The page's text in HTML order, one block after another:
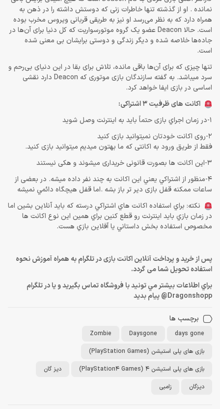
نمانده . او از گذشته تنها خاطرات زنی که دوستش داشته را در ذهن به
همراه دارد که به نظر می‌رسد او نیز به طریقی قربانی ویروس مخرب بوده
است. حالا Deacon عضو یک گروه موتورسواریت که کل دنیا برای آن‌ها در
جاده‌ها خلاصه شده و دیگر زندگی و دوستی برایشان بی معنی شده
است.
تنها چیزی که برای آن‌ها باقی مانده، تلاش برای بقا در این دنیای بی‌رحم و
سرد میباشد. به گفته سازندگان بازی موتوری که Deacon دارد نقشی
اساسی در بازی ایفا خواهد کرد.
اکانت های ظرفیت 3 اشتراکی:
1-در زمان اجراي بازی حتماً باید به اينترنت وصل شويد
2-روی اکانت خودتان نمیتوانید بازی کنید
فقط از طریق ورود به اکانتی که ما بهتون میدیم میتوانید بازی کنید.
3-این اکانت ها بصورت قانونی خریداری میشوند و هکی نیستند
4-منظور از اشتراكي يعني اين اكانت به چند نفر داده ميشه. در بعضی از
ساعات ممکنه قفل بازی دیر تر باز بشه .اما قفل هيچگاه دائمي نميشه
نكته: براي استفاده اكانت هاي اشتراكي درسته كه بايد آنلاين بشين اما
در زمان بازي بايد اينترنت رو قطع كنين براي همين اين نوع اكانت ها
مخصوص استفاده بخش داستاني يا آفلاين بازي هست.
پس از خرید و پرداخت آنلاین اکانت بازی در تلگرام به همراه آموزش نحوه
استفاده تحویل شما می گردد.
براي اطلاعات بيشتر مي تونيد با فروشگاه تماس بگيريد و يا در تلگرام
Dragonshopp@ پيام بديد
برچسب ها
days gone
Daysgone
Zombie
بازی های پلی استیشن (PlayStation Games)
بازی های پلی استیشن 4 (PlayStation4 Games)
دیز گان
دیزگان
زامبی